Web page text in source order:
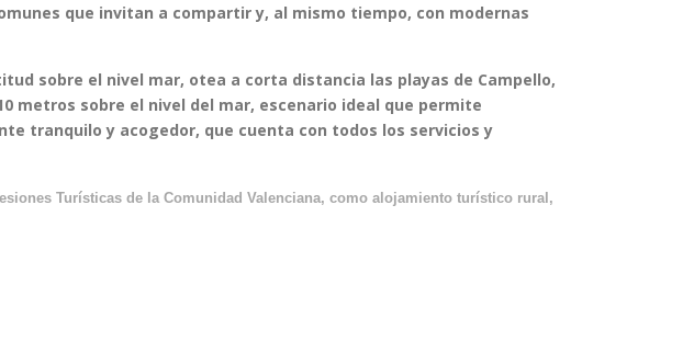
que invitan a compartir y, al mismo tiempo, con modernas
sobre el nivel mar, otea a corta distancia las playas de Campello,
metros sobre el nivel del mar, escenario ideal que permite
tranquilo y acogedor, que cuenta con todos los servicios y
Turísticas de la Comunidad Valenciana, como alojamiento turístico rural,